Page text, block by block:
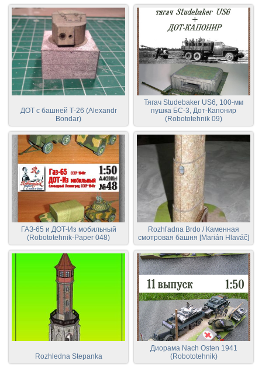
ДОТ с башней Т-26 (Alexandr
Bondar)
Тягач Studebaker US6, 100-мм
пушка БС-3, Дот-Капонир
(Robototehnik 09)
ГАЗ-65 и ДОТ-Из мобильный
(Robototehnik-Paper 048)
Rozhľadna Brdo / Каменная
смотровая башня [Marián Hlaváč]
Rozhledna Stepanka
Диорама Nach Osten 1941
(Robototehnik)